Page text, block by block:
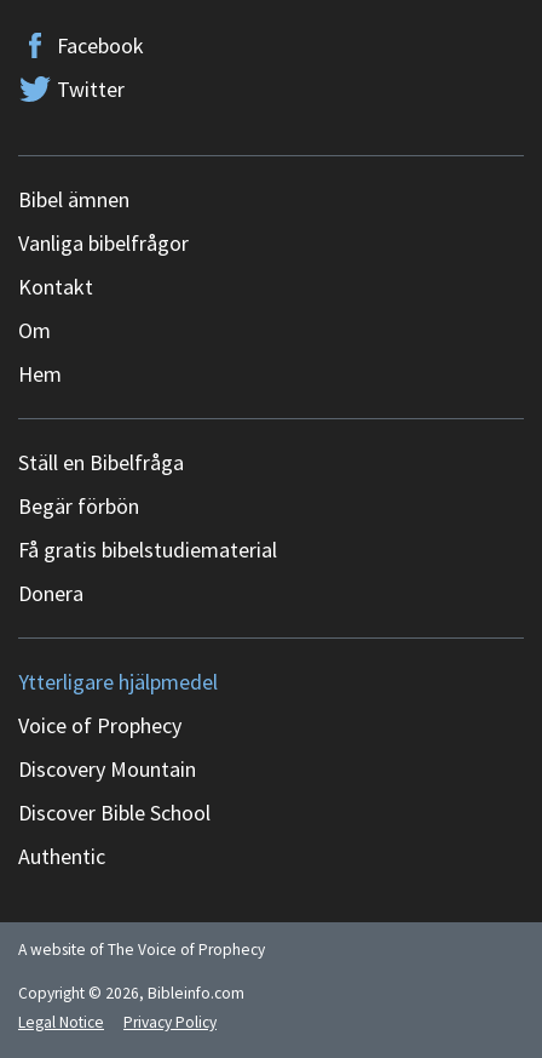
Facebook
Twitter
Bibel ämnen
Vanliga bibelfrågor
Kontakt
Om
Hem
Ställ en Bibelfråga
Begär förbön
Få gratis bibelstudiematerial
Donera
Ytterligare hjälpmedel
Voice of Prophecy
Discovery Mountain
Discover Bible School
Authentic
A website of The Voice of Prophecy
Copyright © 2026, Bibleinfo.com
Legal Notice
Privacy Policy